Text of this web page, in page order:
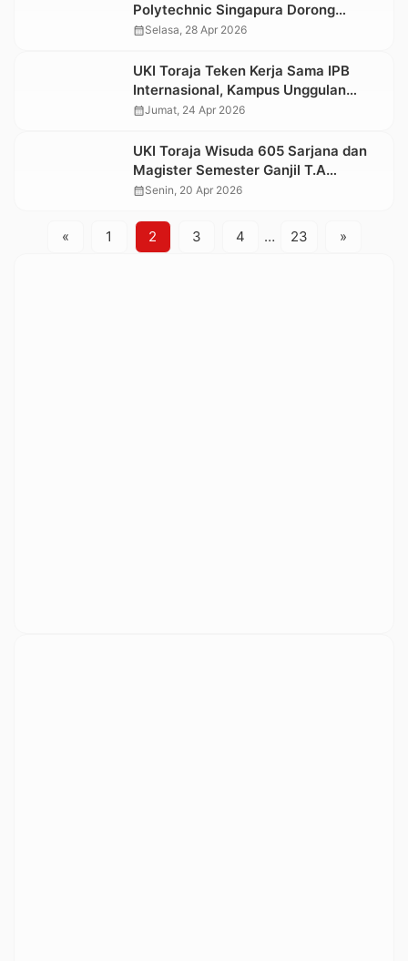
Polytechnic Singapura Dorong
Pengembangan Tanaman Lokal Khas
calendar_monthSelasa, 28 Apr 2026
UKI Toraja Teken Kerja Sama IPB
Internasional, Kampus Unggulan
Bidang Industri Pariwisata,
calendar_monthJumat, 24 Apr 2026
UKI Toraja Wisuda 605 Sarjana dan
Magister Semester Ganjil T.A
2025/2026, Rektor Sampaikan
calendar_monthSenin, 20 Apr 2026
« 1 2 3 4 … 23 »